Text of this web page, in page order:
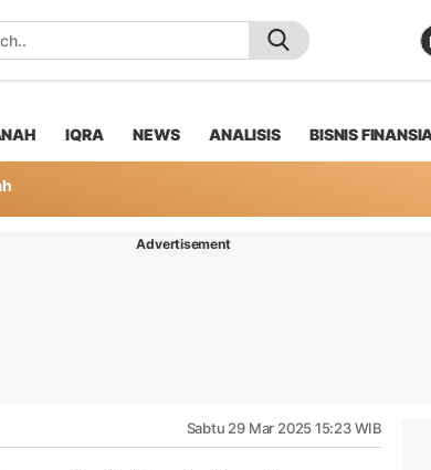
IQRA NEWS ANALISIS BISNIS
Advertisement
Sabtu 29 Mar 2025 15:23 WIB